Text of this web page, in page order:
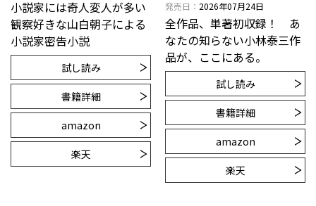
小説家には奇人変人が多い――
観察好きな山白朝子による
小説家密告小説
試し読み
書籍詳細
amazon
楽天
発売日 2026年07月24日
全作品、単著初収録！ あ
なたの知らない小林泰三作
品が、ここにある。
試し読み
書籍詳細
amazon
楽天